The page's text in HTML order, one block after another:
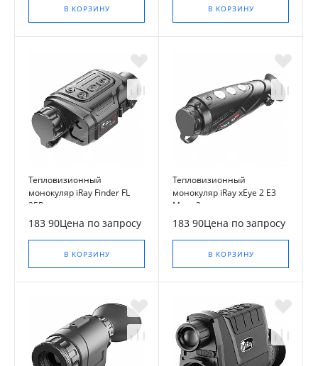
В КОРЗИНУ В КОРЗИНУ
Тепловизионный
монокуляр iRay Finder FL
25R
183 90Цена по запросу
В КОРЗИНУ
Тепловизионный
монокуляр iRay xEye 2 E3
Max v2
183 90Цена по запросу
В КОРЗИНУ